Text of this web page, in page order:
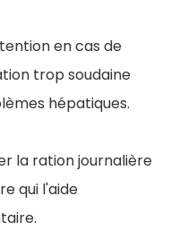
en cas de
trop soudaine
hépatiques.
la ration journalière
qui l'aide